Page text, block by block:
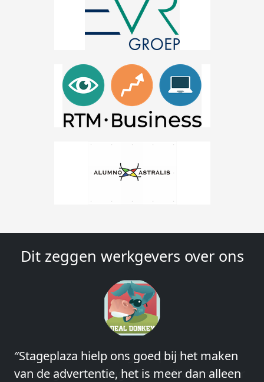
Dit zeggen werkgevers over ons
″Stageplaza hielp ons goed bij het maken
van de advertentie, het is meer dan alleen
″Wij hebben in ieder geval prima
ervaringen met Stageplaza: elke keer weer